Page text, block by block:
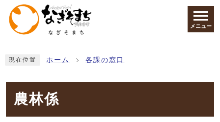
ページの先頭です
メニュー
現在位置 ホーム 各課の窓口
農林係